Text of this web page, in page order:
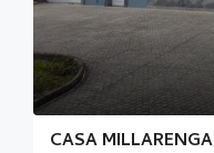
CASA MILLARENGA